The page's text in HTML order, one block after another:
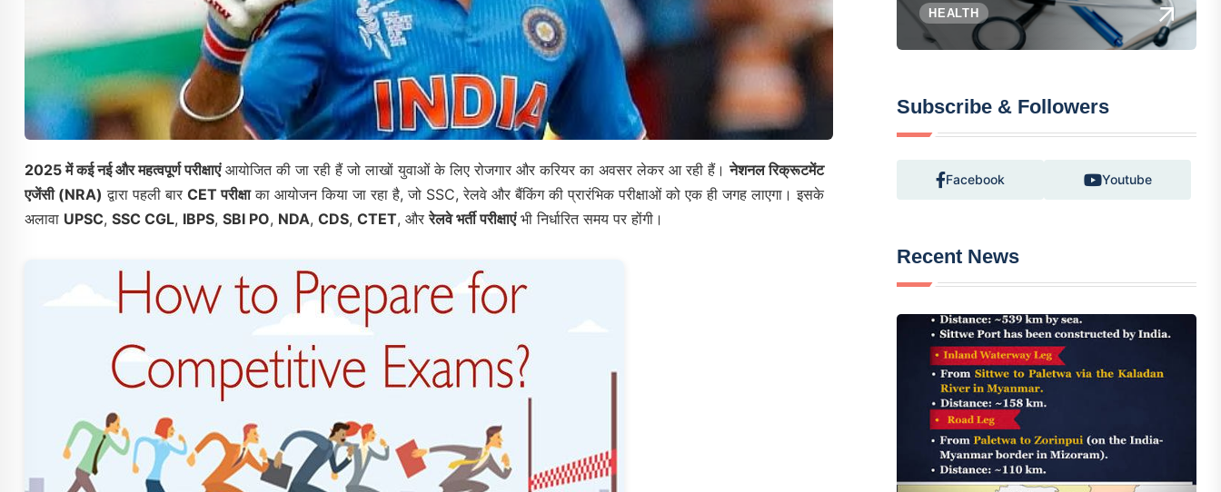
2025 में कई नई और महत्वपूर्ण परीक्षाएंआयोजित की जा रही हैं जो लाखों युवाओं के लिए रोजगार और करियर का अवसर लेकर आ रही हैं।नेशनल रिक्रूटमेंट
एजेंसी (NRA) द्वारा पहली बार CET परीक्षाका आयोजन किया जा रहा है, जो SSC, रेलवे और बैंकिंग की प्रारंभिक परीक्षाओं को एक ही जगह लाएगा। इसके
अलावा UPSC, SSC CGL, IBPS, SBI PO, NDA, CDS, CTET, औररेलवे भर्ती परीक्षाएंभी निर्धारित समय पर होंगी।
HEALTH
Subscribe & Followers
Facebook Youtube
Recent News